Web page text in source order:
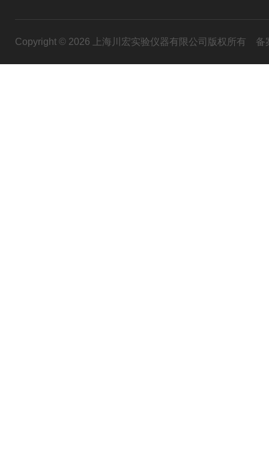
Copyright © 2026 上海川宏实验仪器有限公司版权所有 备